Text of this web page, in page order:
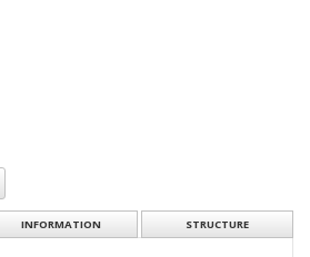
INFORMATION STRUCTURE